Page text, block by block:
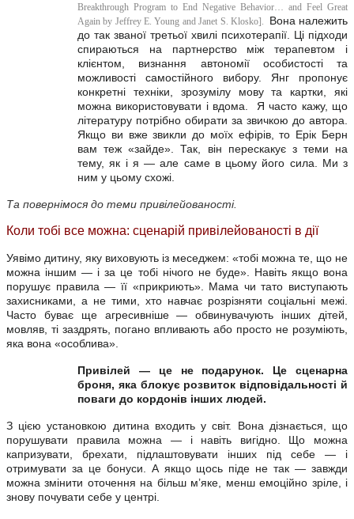
Breakthrough Program to End Negative Behavior… and Feel Great
Again by Jeffrey E. Young and Janet S. Klosko]. Вона належить
до так званої третьої хвилі психотерапії. Ці підходи
спираються на партнерство між терапевтом і
клієнтом, визнання автономії особистості та
можливості самостійного вибору. Янг пропонує
конкретні техніки, зрозумілу мову та картки, які
можна використовувати і вдома. Я часто кажу, що
літературу потрібно обирати за звичкою до автора.
Якщо ви вже звикли до моїх ефірів, то Ерік Берн
вам теж «зайде». Так, він перескакує з теми на
тему, як і я — але саме в цьому його сила. Ми з
ним у цьому схожі.
Та повернімося до теми привілейованості.
Коли тобі все можна: сценарій привілейованості в дії
Уявімо дитину, яку виховують із меседжем: «тобі можна те, що не
можна іншим — і за це тобі нічого не буде». Навіть якщо вона
порушує правила — її «прикриють». Мама чи тато виступають
захисниками, а не тими, хто навчає розрізняти соціальні межі.
Часто буває ще агресивніше — обвинувачують інших дітей,
мовляв, ті заздрять, погано впливають або просто не розуміють,
яка вона «особлива».
Привілей — це не подарунок. Це сценарна
броня, яка блокує розвиток відповідальності й
поваги до кордонів інших людей.
З цією установкою дитина входить у світ. Вона дізнається, що
порушувати правила можна — і навіть вигідно. Що можна
капризувати, брехати, підлаштовувати інших під себе — і
отримувати за це бонуси. А якщо щось піде не так — завжди
можна змінити оточення на більш м’яке, менш емоційно зріле, і
знову почувати себе у центрі.